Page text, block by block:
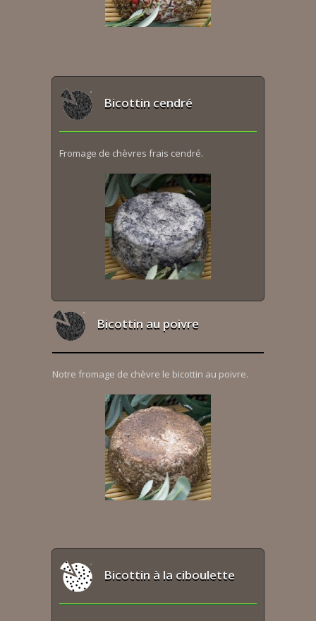
Bicottin cendré
Fromage de chèvres frais cendré.
Bicottin au poivre
Notre fromage de chèvre le bicottin au poivre.
Bicottin à la ciboulette